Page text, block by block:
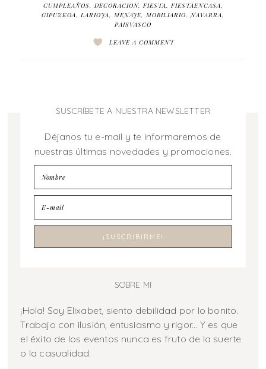
CUMPLEAÑOS, DECORACION, FIESTA, FIESTAENCASA,
GIPUZKOA, LARIOJA, MENAJE, MOBILIARIO,NAVARRA,
PAISVASCO
LEAVE A COMMENT
SUSCRÍBETE A NUESTRA NEWSLETTER
Déjanos tu e-mail y te informaremos de
nuestras últimas novedades y promociones.
SOBRE MI
¡Hola! Soy Elixabet, siento debilidad por lo bonito.
Trabajo con ilusión, entusiasmo y rigor... Y es que
el éxito de los eventos nunca es fruto de la suerte
o la casualidad.